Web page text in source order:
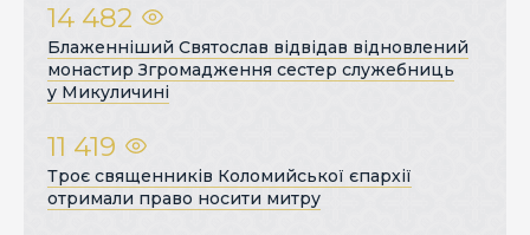
14 482
Блаженніший Святослав відвідав відновлений
монастир Згромадження сестер служебниць
у Микуличині
11 419
Троє священників Коломийської єпархії
отримали право носити митру